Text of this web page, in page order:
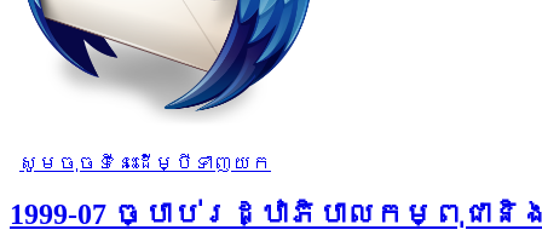
សូមចុចទីនេះដើម្បីទាញយក
1999-07 ច្បាប់រដ្ឋាភិបាលកម្ពុ